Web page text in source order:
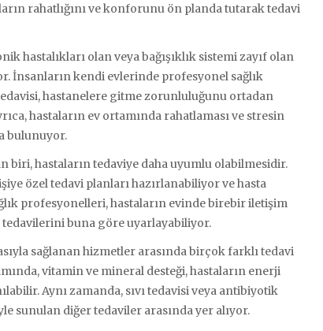
rahatlığını ve konforunu ön planda tutarak tedavi
hastalıkları olan veya bağışıklık sistemi zayıf olan
İnsanların kendi evlerinde profesyonel sağlık
hastanelere gitme zorunluluğunu ortadan
hastaların ev ortamında rahatlaması ve stresin
bulunuyor.
biri, hastaların tedaviye daha uyumlu olabilmesidir.
özel tedavi planları hazırlanabiliyor ve hasta
profesyonelleri, hastaların evinde birebir iletişim
buna göre uyarlayabiliyor.
sağlanan hizmetler arasında birçok farklı tedavi
vitamin ve mineral desteği, hastaların enerji
Aynı zamanda, sıvı tedavisi veya antibiyotik
sunulan diğer tedaviler arasında yer alıyor.